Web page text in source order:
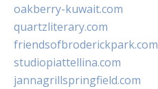
oakberry-kuwait.com
quartzliterary.com
friendsofbroderickpark.com
studiopiattellina.com
jannagrillspringfield.com